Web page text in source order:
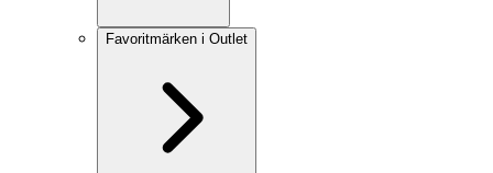
Favoritmärken i Outlet